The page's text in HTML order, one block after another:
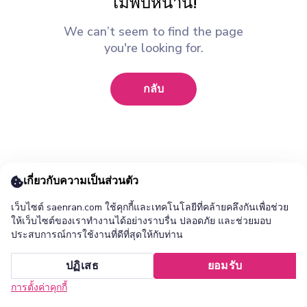
We can’t seem to find the page
you're looking for.
กลับ
หน้าแรก
ยกเลิก ติดตั้ง
เกี่ยวกับความเป็นส่วนตัว
เว็บไซต์ saenran.com ใช้คุกกี้และเทคโนโลยีที่คล้ายคลึงกันเพื่อช่วย
ให้เว็บไซต์ของเราทำงานได้อย่างราบรื่น ปลอดภัย และช่วยมอบ
ประสบการณ์การใช้งานที่ดีที่สุดให้กับท่าน
ปฏิเสธ ยอมรับ
การตั้งค่าคุกกี้